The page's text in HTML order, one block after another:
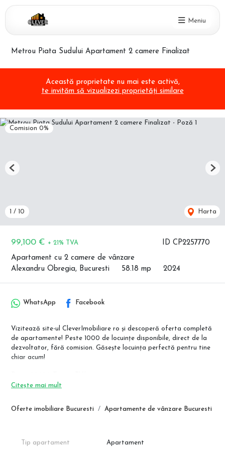
Meniu
Metrou Piata Sudului Apartament 2 camere Finalizat
Această proprietate nu mai este activă,
te invităm să vizualizezi proprietăți similare
ID CP2257770
99,100 € + 21% TVA
Apartament cu 2 camere de vânzare
Alexandru Obregia, Bucuresti
58.18 mp 2024
Comision 0%
/ 10 Harta
Previous
Oferte imobiliare Bucuresti Apartamente de vânzare Bucuresti
WhatsApp Facebook
Vizitează site-ul CleverImobiliare ro și descoperă oferta completă
de apartamente! Peste 1000 de locuințe disponibile, direct de la
dezvoltator, fără comision. Găsește locuința perfectă pentru tine
chiar acum!
ferestre mari și balcoane cu vedere frumoasă.
Zidărie: BCA Soceram, pentru izolație termică și fonică superioară.
Tâmplărie: Aluminiu Salamander, pentru durabilitate și eficiență
Citește mai mult
Tip apartament Apartament